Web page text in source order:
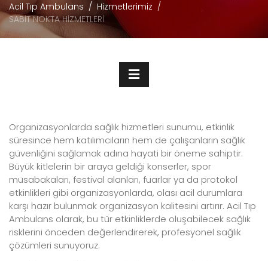
Acil Tıp Ambulans
Hizmetlerimiz
SABİT NOKTA HİZMETLERİ
Organizasyonlarda sağlık hizmetleri sunumu, etkinlik
süresince hem katılımcıların hem de çalışanların sağlık
güvenliğini sağlamak adına hayati bir öneme sahiptir.
Büyük kitlelerin bir araya geldiği konserler, spor
müsabakaları, festival alanları, fuarlar ya da protokol
etkinlikleri gibi organizasyonlarda, olası acil durumlara
karşı hazır bulunmak organizasyon kalitesini artırır. Acil Tıp
Ambulans olarak, bu tür etkinliklerde oluşabilecek sağlık
risklerini önceden değerlendirerek, profesyonel sağlık
çözümleri sunuyoruz.